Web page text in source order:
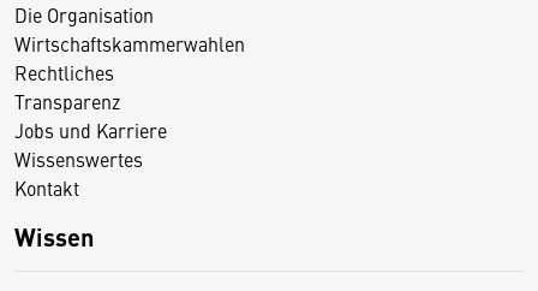
Die Organisation
Wirtschaftskammerwahlen
Rechtliches
Transparenz
Jobs und Karriere
Wissenswertes
Kontakt
Wissen